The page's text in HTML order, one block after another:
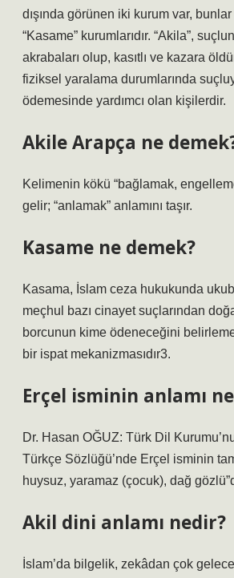
dışında görünen iki kurum var, bunlar
“Kasame” kurumlarıdır. “Akila”,
akrabaları olup, kasıtlı ve kazara
fiziksel yaralama durumlarında
ödemesinde yardımcı olan kişilerdir.
Akile Arapça ne
Kelimenin kökü “bağlamak,
gelir; “anlamak” anlamını taşır.
Kasame ne demek?
Kasama, İslam ceza hukukunda
meçhul bazı cinayet suçlarından
borcunun kime ödeneceğini
bir ispat mekanizmasıdır3.
Erçel isminin anlamı
Dr. Hasan OĞUZ: Türk Dil
Türkçe Sözlüğü’nde Erçel isminin
huysuz, yaramaz (çocuk), dağ
Akil dini anlamı nedir?
İslam’da bilgelik, zekâdan çok